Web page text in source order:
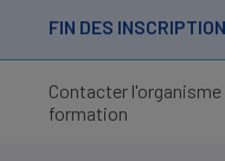
FIN DES
Contacter l'organisme
formation